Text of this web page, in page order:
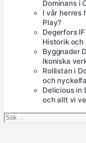
Dominans i
I vår herres
Play?
Degerfors
Historik
Byggnader
Ikoniska
Rollistan i
och
Delicious in
och allt vi
Sök